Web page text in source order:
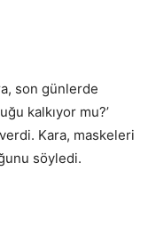
son günlerde
kalkıyor mu?’
Kara, maskeleri
söyledi.